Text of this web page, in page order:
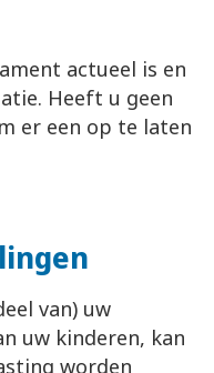
actueel is en
Heeft u geen
er een op te laten
van) uw
uw kinderen, kan
worden